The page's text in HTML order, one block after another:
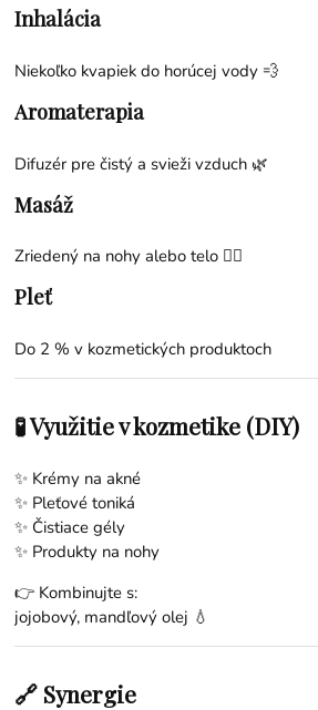
Inhalácia
Niekoľko kvapiek do horúcej vody 💨
Aromaterapia
Difuzér pre čistý a svieži vzduch 🌿
Masáž
Zriedený na nohy alebo telo 💆‍♀️
Pleť
Do 2 % v kozmetických produktoch
🧪 Využitie v kozmetike (DIY)
✨ Krémy na akné
✨ Pleťové toniká
✨ Čistiace gély
✨ Produkty na nohy
👉 Kombinujte s:
jojobový, mandľový olej 💧
🔗 Synergie